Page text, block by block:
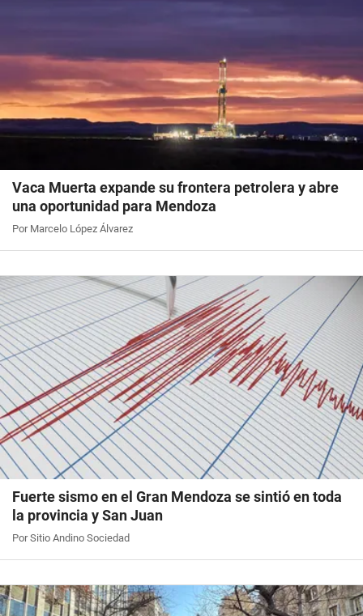
Vaca Muerta expande su frontera petrolera y abre
una oportunidad para Mendoza
Por Marcelo López Álvarez
Fuerte sismo en el Gran Mendoza se sintió en toda
la provincia y San Juan
Por Sitio Andino Sociedad